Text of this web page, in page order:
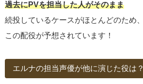
過去にPVを担当した人がそのまま
続投しているケースがほとんどのため、
この配役が予想されています！
エルナの担当声優が他に演じた役は？